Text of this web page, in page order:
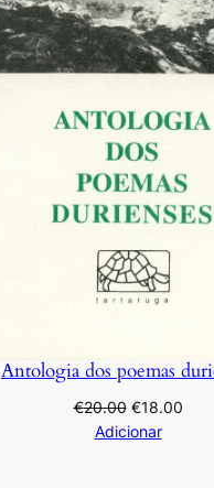
Antologia dos poemas
€20.00 O
preço
€18.00O
Adicionar